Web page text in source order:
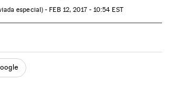
especial) -FEB12, 2017 - 10:54 EST
en TwitterRedes Sociales